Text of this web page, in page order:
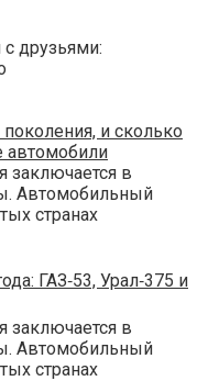
с друзьями:
и сколько
заключается в
Автомобильный
странах
ГАЗ‑53, Урал‑375 и
заключается в
Автомобильный
странах